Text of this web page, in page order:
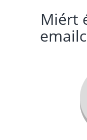
Miért